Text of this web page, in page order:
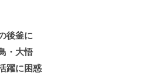
後釜に
・大悟
躍に困惑